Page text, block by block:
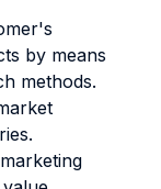
by means
methods.